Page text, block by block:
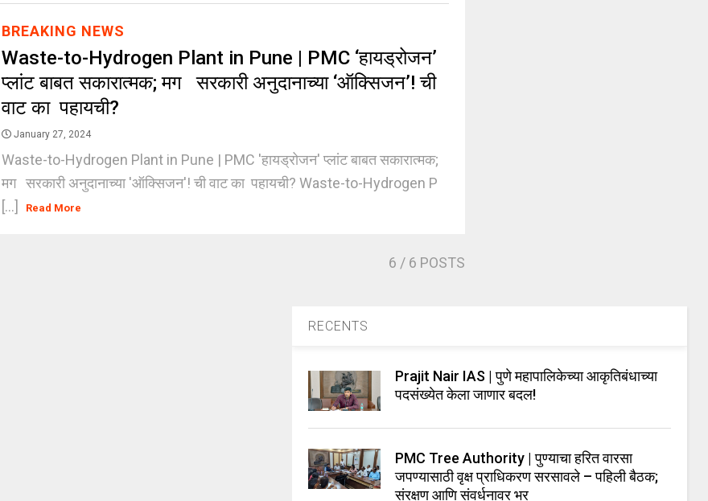
BREAKING NEWS
Waste-to-Hydrogen Plant in Pune | PMC ‘हायड्रोजन’
प्लांट बाबत सकारात्मक; मग सरकारी अनुदानाच्या ‘ऑक्सिजन’! ची
वाट का पहायची?
January 27, 2024
Waste-to-Hydrogen Plant in Pune | PMC 'हायड्रोजन' प्लांट बाबत सकारात्मक;
मग सरकारी अनुदानाच्या 'ऑक्सिजन'! ची वाट का पहायची? Waste-to-Hydrogen P
[...]
Read More
6 / 6 POSTS
RECENTS
Prajit Nair IAS | पुणे महापालिकेच्या आकृतिबंधाच्या
पदसंख्येत केला जाणार बदल!
PMC Tree Authority | पुण्याचा हरित वारसा
जपण्यासाठी वृक्ष प्राधिकरण सरसावले – पहिली बैठक;
संरक्षण आणि संवर्धनावर भर